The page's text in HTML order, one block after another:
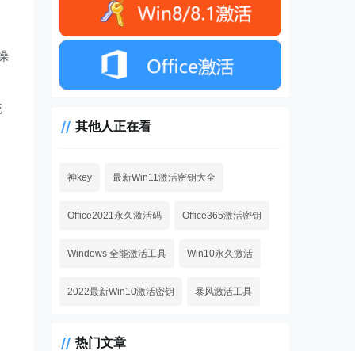
其他人正在看
神key 最新Win11激活密钥大全
Office2021永久激活码 Office365激活密钥
Windows 全能激活工具 Win10永久激活
2022最新Win10激活密钥 暴风激活工具
热门文章